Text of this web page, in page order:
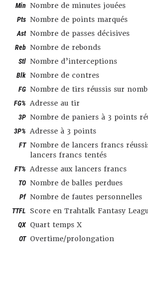
Min Nombre de minutes jouées
Pts Nombre de points marqués
Ast Nombre de passes décisives
Reb Nombre de rebonds
Stl Nombre d’interceptions
Blk Nombre de contres
FG Nombre de tirs réussis sur
FG% Adresse au tir
3P Nombre de paniers à 3 points
3P% Adresse à 3 points
FT Nombre de lancers francs
lancers francs tentés
FT% Adresse aux lancers francs
TO Nombre de balles perdues
Pf Nombre de fautes personnelles
TTFL Score en Trahtalk Fantasy
QX Quart temps X
OT Overtime/prolongation